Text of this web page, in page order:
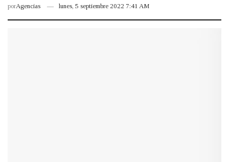
porAgencias lunes, 5 septiembre 2022 7:41 AM